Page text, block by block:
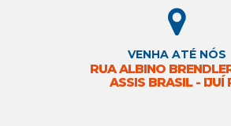
VENHA ATÉ NÓS
RUA ALBINO
ASSIS BRASIL - IJUÍ